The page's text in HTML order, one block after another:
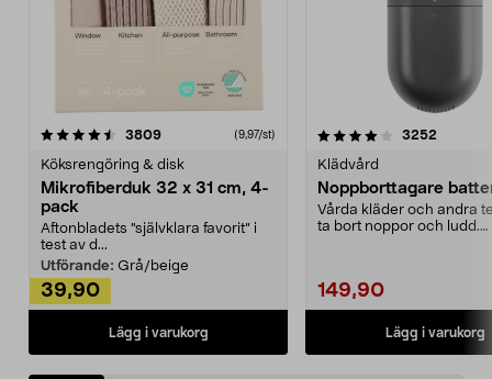
3809recensioner (9,97/st)
Köksrengöring & disk
Mikrofiberduk 32 x 31 cm, 4-
pack
Aftonbladets "självklara favorit” i
test av d...
Utförande: Grå/beige
39,90
Lägg i varukorg
4.0av 5 stjärnor 3252
Klädvård
Noppborttagare
Vårda kläder och andra
ta bort noppor och ludd.
149,90
Lägg i varukorg
4.5av 5 stjärnor